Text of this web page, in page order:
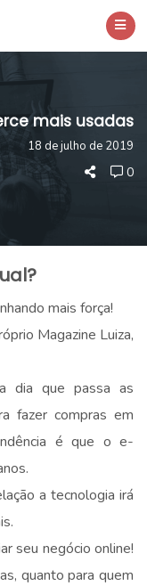
mais usadas
18 de julho de 2019
0
mais força!
Magazine Luiza,
dia que passa as
fazer compras em
é que o e-
a tecnologia irá
seu negócio online!
quanto para quem